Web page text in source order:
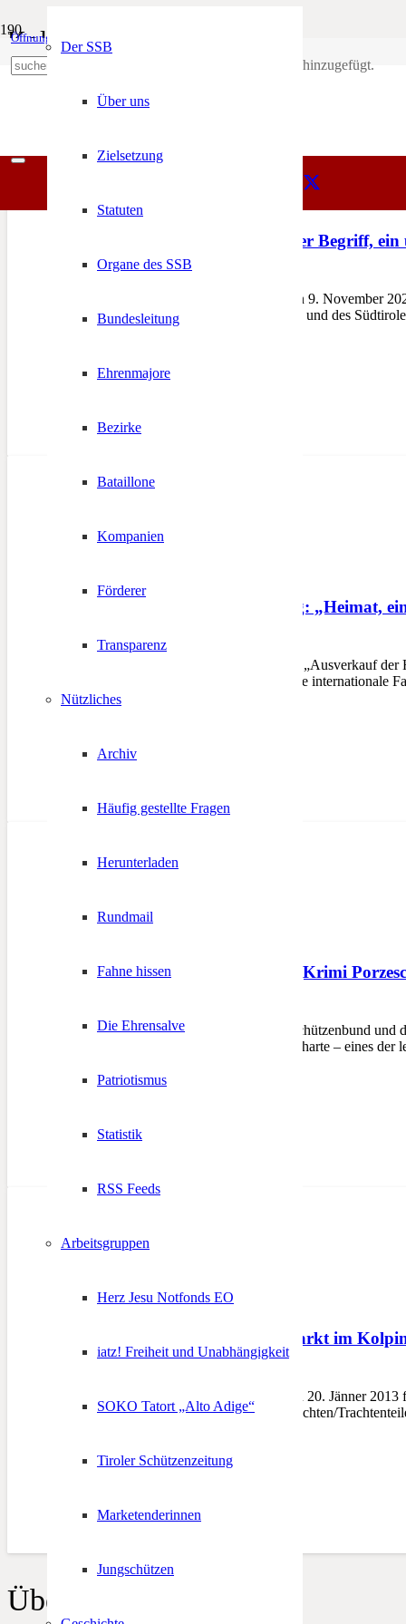
Öffnungszeiten
+39 0471 974 078 wurde deinem Warenkorb hinzugefügt.
Der SSB
Über uns
Zielsetzung
Statuten
Organe des SSB
Bundesleitung
Ehrenmajore
Bezirke
Bataillone
Kompanien
Förderer
Transparenz
Nützliches
Archiv
Häufig gestellte Fragen
Herunterladen
Rundmail
Fahne hissen
Die Ehrensalve
Patriotismus
Statistik
RSS Feeds
Arbeitsgruppen
Herz Jesu Notfonds EO
iatz! Freiheit und Unabhängigkeit
SOKO Tatort „Alto Adige“
Tiroler Schützenzeitung
Marketenderinnen
Jungschützen
Kolpinghaus
SSB
Heimat – ein regionaler Begriff,
BOZEN – Am Samstag, den 9. November
Südtiroler Bildungszentrums und des
Tagungsankündigung: „Heimat,
30. Oktober 2024
Von „Recht auf Heimat“ bis „Ausverkauf
Südtiroler Schützenbund eine internationale
19.10.2017: Vortrag „Krimi
BOZEN – Der Südtiroler Schützenbund und
zum Vortrag „Krimi Porzescharte – eines
1. Trachten-Tauschmarkt im
BOZEN – Am Sonntag, den 20. Jänner
Abgabe der gebrauchten Trachten/
Über uns